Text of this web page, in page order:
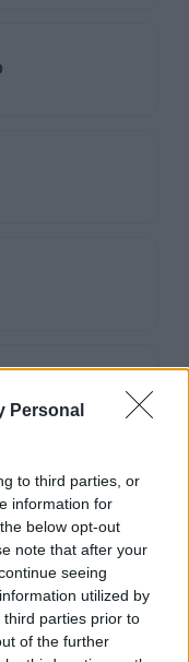
Personal
to third parties, or
information for
below opt-out
note that after your
seeing
utilized by
parties prior to
of the further